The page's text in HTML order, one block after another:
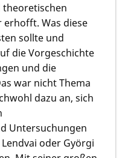
theoretischen
Was diese
sollte und
die Vorgeschichte
und die
war nicht Thema
dazu an, sich
Untersuchungen
oder Györgi